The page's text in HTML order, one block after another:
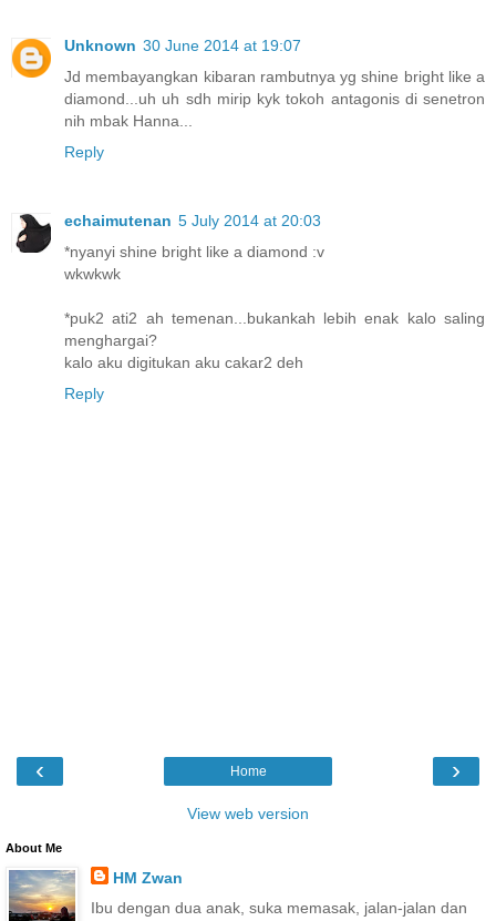
Unknown 30 June 2014 at 19:07
Jd membayangkan kibaran rambutnya yg shine bright like a
diamond...uh uh sdh mirip kyk tokoh antagonis di senetron
nih mbak Hanna...
Reply
echaimutenan 5 July 2014 at 20:03
*nyanyi shine bright like a diamond :v
wkwkwk
*puk2 ati2 ah temenan...bukankah lebih enak kalo saling
menghargai?
kalo aku digitukan aku cakar2 deh
Reply
‹ ›
Home
View web version
About Me
HM Zwan
Ibu dengan dua anak, suka memasak, jalan-jalan dan